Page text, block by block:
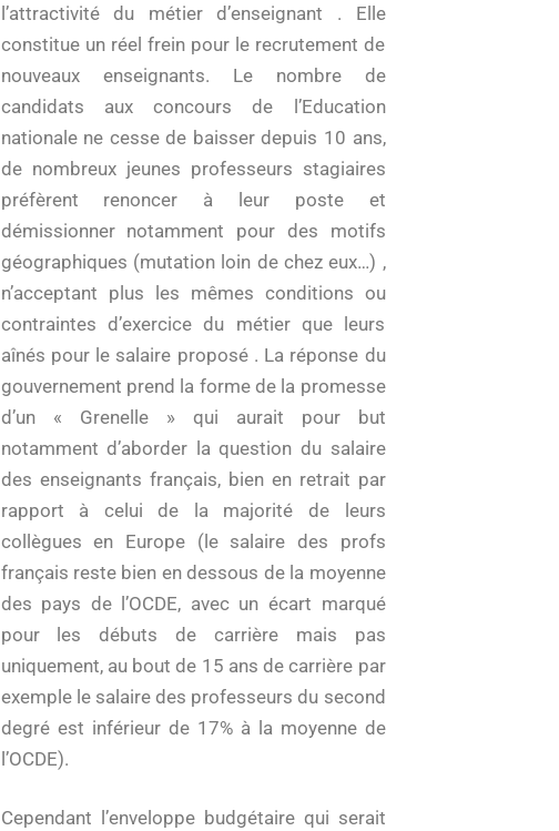
l’attractivité du métier d’enseignant . Elle
constitue un réel frein pour le recrutement de
nouveaux enseignants. Le nombre de
candidats aux concours de l’Education
nationale ne cesse de baisser depuis 10 ans,
de nombreux jeunes professeurs stagiaires
préfèrent renoncer à leur poste et
démissionner notamment pour des motifs
géographiques (mutation loin de chez eux…) ,
n’acceptant plus les mêmes conditions ou
contraintes d’exercice du métier que leurs
aînés pour le salaire proposé . La réponse du
gouvernement prend la forme de la promesse
d’un « Grenelle » qui aurait pour but
notamment d’aborder la question du salaire
des enseignants français, bien en retrait par
rapport à celui de la majorité de leurs
collègues en Europe (le salaire des profs
français reste bien en dessous de la moyenne
des pays de l’OCDE, avec un écart marqué
pour les débuts de carrière mais pas
uniquement, au bout de 15 ans de carrière par
exemple le salaire des professeurs du second
degré est inférieur de 17% à la moyenne de
l’OCDE).
Cependant l’enveloppe budgétaire qui serait